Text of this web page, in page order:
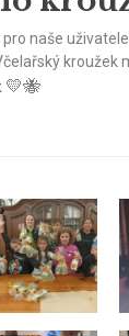
naše
kroužek
💛🐝